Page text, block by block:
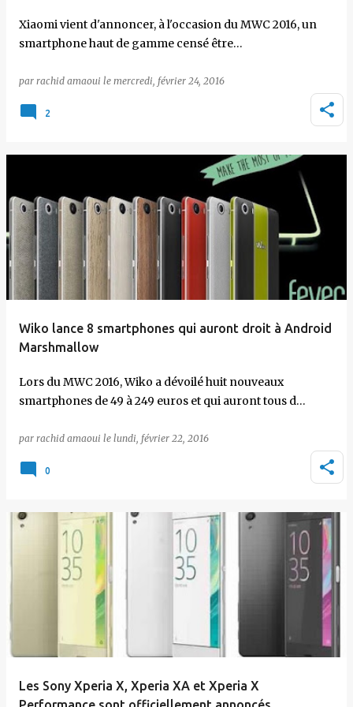
Xiaomi vient d'annoncer, à l'occasion du MWC 2016, un
smartphone haut de gamme censé être…
par rachid amaoui le mercredi, février 24, 2016
2
Wiko lance 8 smartphones qui auront droit à Android
Marshmallow
Lors du MWC 2016, Wiko a dévoilé huit nouveaux
smartphones de 49 à 249 euros et qui auront tous d…
par rachid amaoui le lundi, février 22, 2016
0
Les Sony Xperia X, Xperia XA et Xperia X